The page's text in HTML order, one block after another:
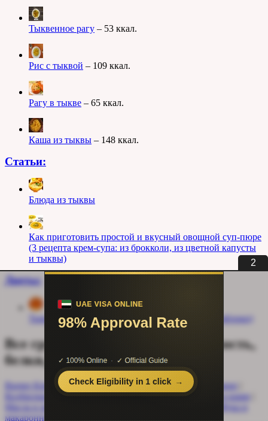
Тыквенное рагу – 53 ккал.
Рис с тыквой – 109 ккал.
Рагу в тыкве – 65 ккал.
Каша из тыквы – 148 ккал.
Статьи:
Блюда из тыквы
Как приготовить простой и вкусный овощной суп-пюре
(3 рецепта крем-супа: из брокколи, из цветной капусты
и тыквы)
Диеты:
Тыквенная монодиета (тыква, морковь, перец, яблоки)
1
Все группы продуктов: калорийность,
белки, жиры, углеводы
Burger King |KFC|McDonalds| Грибы|Детское питание
Колбасные изделия|Кондитерские изделия|Крупы и каши
макаронные изделия